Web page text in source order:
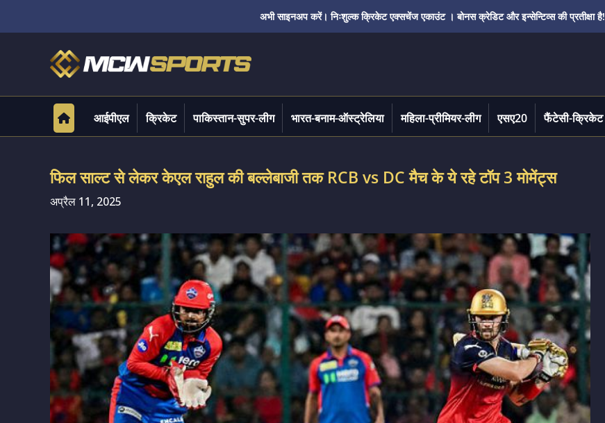
अभी साइनअप करें। निःशुल्क क्रिकेट एक्सचेंज एकाउंट । बोनस क्रेडिट और इन्सेन्टिव्स की प्रतीक्षा है!
आईपीएल क्रिकेट पाकिस्तान-सुपर-लीग भारत-बनाम-ऑस्ट्रेलिया महिला-प्रीमियर-लीग एसए20 फैंटेसी-क्रिकेट
फिल साल्ट से लेकर केएल राहुल की बल्लेबाजी तक RCB vs DC मैच के ये रहे टॉप 3 मोमेंट्स
अप्रैल 11, 2025